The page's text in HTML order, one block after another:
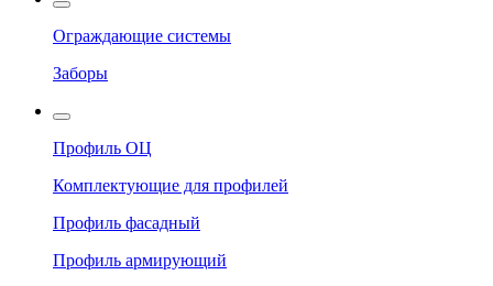
Ограждающие системы
Заборы
Профиль ОЦ
Комплектующие для профилей
Профиль фасадный
Профиль армирующий